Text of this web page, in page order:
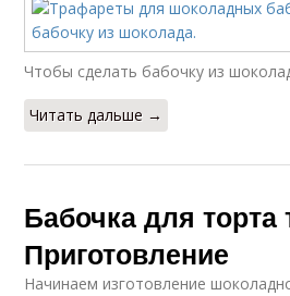
Чтобы сделать бабочку из
Читать дальше →
Бабочка для торта
Приготовление
Начинаем изготовление